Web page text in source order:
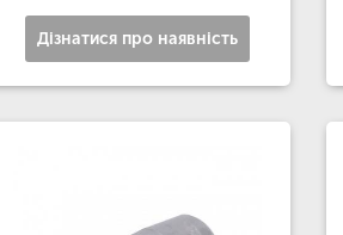
Дізнатися про наявність